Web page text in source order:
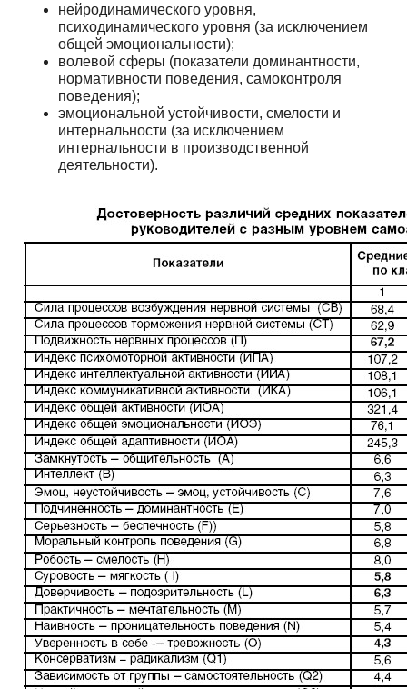
нейродинамического уровня,
психодинамического уровня (за исключением
общей эмоциональности);
волевой сферы (показатели доминантности,
нормативности поведения, самоконтроля
поведения);
эмоциональной устойчивости, смелости и
интернальности (за исключением
интернальности в производственной
деятельности).